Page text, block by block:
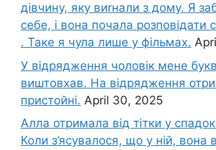
дівчину, яку виrнали з дому. Я
себе, і вона почала розповідати
. Таке я чула лише у фільмах.
У відрядження чоловік мене
виштовхав. На відрядження
пристойні. April 30, 2025
Алла отримала від тітки у
Коли з’ясувалося, що у ній, вона